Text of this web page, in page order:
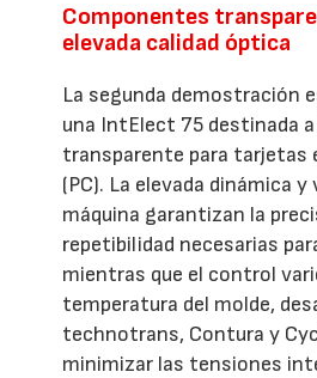
Componentes
elevada calidad óptica
La segunda demostración
una IntElect 75 destinada
transparente para tarjetas
(PC). La elevada dinámica y
máquina garantizan la
repetibilidad necesarias
mientras que el control
temperatura del molde,
technotrans, Contura y
minimizar las tensiones